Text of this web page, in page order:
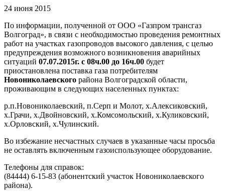
24 июня 2015
По информации, полученной от ООО «Газпром трансгаз
Волгоград», в связи с необходимостью проведения ремонтных
работ на участках газопроводов высокого давления, с целью
предупреждения возможного возникновения аварийных
ситуаций 07.07.2015г. с 08ч.00 до 16ч.00 будет
приостановлена поставка газа потребителям
Новониколаевского района Волгоградской области,
проживающим в следующих населенных пунктах:
р.п.Новониколаевский, п.Серп и Молот, х.Алексиковский,
х.Грачи, х.Двойновский, х.Комсомольский, х.Куликовский,
х.Орловский, х.Чулинский.
Во избежание несчастных случаев в указанные часы просьба
не оставлять включенным газоиспользующее оборудование.
Телефоны для справок:
(84444) 6-15-83 (абонентский участок Новониколаевского
района).